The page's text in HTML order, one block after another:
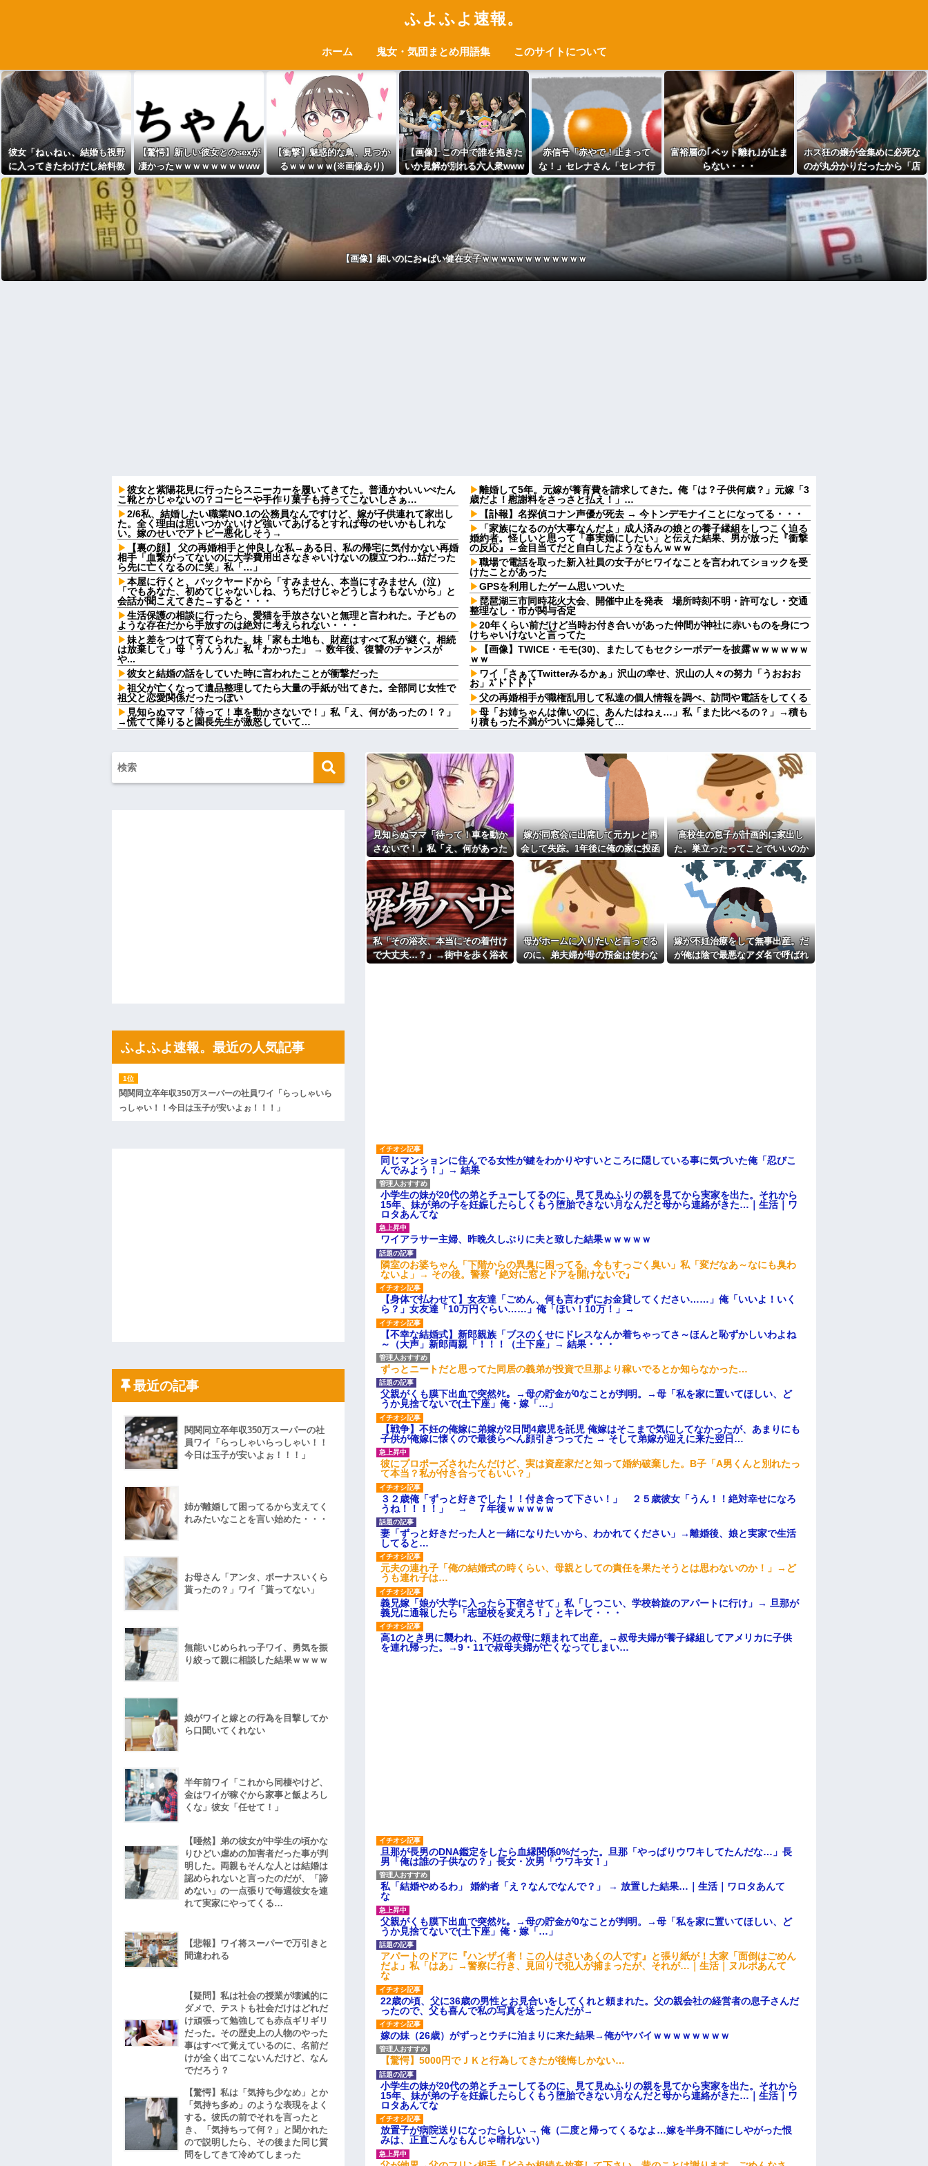
ふよふよ速報。
ホーム 鬼女・気団まとめ用語集 このサイトについて
彼女「ねぃねぃ、結婚も視野
に入ってきたわけだし給料教
えてほしいナリ」ワイ「16万
だよ」⇒結果！
【驚愕】新しい彼女とのsexが
凄かったｗｗｗｗｗｗｗｗww
ww
【衝撃】魅惑的な鳥、見つか
るｗｗｗｗｗ(※画像あり)
【画像】この中で誰を抱きた
いか見解が別れる六人衆www
www
赤信号「赤やで！止まって
な！」セレナさん「セレナ行
きます！」←これwwwwwww
wwwwwwwww
富裕層の｢ペット離れ｣が止ま
らない・・・
ホス狂の嬢が金集めに必死な
のが丸分かりだったから「店
外で直に払ったら嬉しい？」
って聞いた結果⇒ｗｗ
【画像】細いのにお●ぱい健在女子ｗｗｗwｗｗｗｗｗｗｗｗ
彼女と紫陽花見に行ったらスニーカーを履いてきてた。普通かわいいぺたん
こ靴とかじゃないの？コーヒーや手作り菓子も持ってこないしさぁ…
2/6私、結婚したい職業NO.1の公務員なんですけど、嫁が子供連れて家出し
た。全く理由は思いつかないけど強いてあげるとすれば母のせいかもしれな
い。嫁のせいでアトピー悪化しそう→
【裏の顔】 父の再婚相手と仲良しな私→ある日、私の帰宅に気付かない再婚
相手「血繋がってないのに大学費用出さなきゃいけないの腹立つわ…姑だった
ら先に亡くなるのに笑」私「…」
本屋に行くと、バックヤードから「すみません、本当にすみません（泣）
「でもあなた、初めてじゃないしね、うちだけじゃどうしようもないから」と
会話が聞こえてきた→すると・・・
生活保護の相談に行ったら、愛猫を手放さないと無理と言われた。子どもの
ような存在だから手放すのは絶対に考えられない・・・
妹と差をつけて育てられた。妹「家も土地も、財産はすべて私が継ぐ。相続
は放棄して」母「うんうん」私「わかった」 → 数年後、復讐のチャンスが
や...
彼女と結婚の話をしていた時に言われたことが衝撃だった
祖父が亡くなって遺品整理してたら大量の手紙が出てきた。全部同じ女性で
祖父と恋愛関係だったっぽい
見知らぬママ「待って！車を動かさないで！」私「え、何があったの！？」
→慌てて降りると園長先生が激怒していて…
義妹夫のお兄さんが草加の集まりにいてビックリ。義両親は新興宗教大嫌い
な人たちなのに...
停車中に二人の子供を乗せたヤンママに自転車ぶつけられた。ヤンママ「お
めーふざけんなよっ！ぶつかってんじゃねーよ！弁償してもらうかんな！」...
チー牛「デブの事豚丼って呼ぼうぜ！」←これが流行らなかった理由
【悲報】「美人すぎる県警本部長」失職ｗｗｗｗｗｗｗｗｗ
【悲報】思春期の娘に「キモッ」と言われたお父さん、グレるｗｗｗｗｗｗ
ライチュウ「ピチューとピカチュウより圧倒的に強いですｗｗｗｗ」←こい
【悲報】取引先専務「Aを20個注文する」 ぼく「いつも1～2個しか使わな
いけど本当に20であってる？」 取専「あってる」→結果『こう』なったんだ
【悲報】 婚約指輪が「たったの0.3ct」で毎日泣いてる私がヤバすぎる理由
ハードオフに売っていた4万4000円のフィギュアがヤバすぎるｗｗｗｗｗｗ
後続車にクラクションを鳴らされ彼氏が逆切れ。「何クラクション鳴らして
んだ！降りてこいよ！」と怒鳴りだし...
【衝撃】報酬100万円超の治験募集がこちらｗｗｗｗｗ(※画像あり)
ｗｗｗｗｗｗｗｗｗｗ
【愕然】白のクラウン俺氏、高速道路左車線を制限速度で走った結果
wwwwwwwwwwww
離婚して5年。元嫁が養育費を請求してきた。俺「は？子供何歳？」元嫁「3
歳だよ！慰謝料をさっさと払え！」…
【訃報】名探偵コナン声優が死去 → 今トンデモナイことになってる・・・
「家族になるのが大事なんだよ」成人済みの娘との養子縁組をしつこく迫る
婚約者。怪しいと思って「事実婚にしたい」と伝えた結果、男が放った『衝撃
の反応』←金目当てだと自白したようなもんｗｗｗ
職場で電話を取った新入社員の女子がヒワイなことを言われてショックを受
けたことがあった
GPSを利用したゲーム思いついた
琵琶湖三市同時花火大会、開催中止を発表 場所時刻不明・許可なし・交通
整理なし・市が関与否定
20年くらい前だけど当時お付き合いがあった仲間が神社に赤いものを身につ
けちゃいけないと言ってた
【画像】TWICE・モモ(30)、またしてもセクシーボデーを披露ｗｗｗｗｗｗ
ｗｗ
ワイ「さぁてTwitterみるかぁ」沢山の幸せ、沢山の人々の努力「うおおお
お」ｽﾞﾄﾞﾄﾞﾄﾞﾄﾞ
父の再婚相手が職権乱用して私達の個人情報を調べ、訪問や電話をしてくる
母「お姉ちゃんは偉いのに、あんたはねぇ…」私「また比べるの？」→積も
り積もった不満がついに爆発して…
ラーメンハゲ「最近のインスタントは店に出せるレベル」ラーメン大好き
JK「店とインスタントの良さは別のベクトル」他
担当美容師と近所の道端でばったり。美容師「早く前みたいに美容室に来て
くださいよ～」私「もう少し落ち着いたらお願いします」
カメムシは同種のカメムシが発した臭いでショック死する事がある
既婚女性が夫に夕飯も用意せず週２で遊びに行くって多いかな？遅くても21
時には帰宅してるんだけど
【驚愕】今週末は義実家に行くんだけど、料理が大の苦手な義母から衝撃的
な一言を言われた!ええー...何なの?
数年前に私が旅行先で落とした財布の中身が何年も経ってから別の旅行先で
私自身によって拾われた
俺の方が潔癖なのに嫁が俺に片付けさせようとしない。ストレス半端ないの
で決別宣言した。嫁「頑張るから半年猶予をちょうだい」←頑張るポイントが
的外れすぎて絶賛空回り中
主な税金の成り立ちを調べてみたよ
見知らぬママ「待って！車を動か
さないで！」私「え、何があった
の！？」→慌てて降りると園長先
生が激怒していて…
嫁が同窓会に出席して元カレと再
会して失踪。1年後に俺の家に投函
されたものがこれ...
高校生の息子が計画的に家出し
た。巣立ったってことでいいのか
もしれないけど、なんか割り切れ
ず...
私「その浴衣、本当にその着付け
で大丈夫…？」→街中を歩く浴衣
母がホームに入りたいと言ってる
のに、弟夫婦が母の預金は使わな
嫁が不妊治療をして無事出産。だ
が俺は陰で最悪なアダ名で呼ばれ
同じマンションに住んでる女性が鍵をわかりやすいところに隠している事に気づいた俺「忍びこ
んでみよう！」→ 結果
小学生の妹が20代の弟とチューしてるのに、見て見ぬふりの親を見てから実家を出た。それから
15年、妹が弟の子を妊娠したらしくもう堕胎できない月なんだと母から連絡がきた…｜生活｜ワ
ロタあんてな
ワイアラサー主婦、昨晩久しぶりに夫と致した結果ｗｗｗｗｗ
隣室のお婆ちゃん「下階からの異臭に困ってる、今もすっごく臭い」私「変だなあ～なにも臭わ
ないよ」→ その後。警察『絶対に窓とドアを開けないで』
【身体で払わせて】女友達「ごめん、何も言わずにお金貸してください……」俺「いいよ！いく
ら？」女友達「10万円ぐらい……」俺「ほい！10万！」→
【不幸な結婚式】新郎親族「ブスのくせにドレスなんか着ちゃってさ～ほんと恥ずかしいわよね
～（大声」新郎両親「！！！（土下座」→ 結果・・・
ずっとニートだと思ってた同居の義弟が投資で旦那より稼いでるとか知らなかった…
父親がくも膜下出血で突然ﾀﾋ。→母の貯金が0なことが判明。→母「私を家に置いてほしい、ど
うか見捨てないで(土下座」俺・嫁「…」
【戦争】不妊の俺嫁に弟嫁が2日間4歳児を託児 俺嫁はそこまで気にしてなかったが、あまりにも
子供が俺嫁に懐くので最後らへん顔引きつってた → そして弟嫁が迎えに来た翌日…
彼にプロポーズされたんだけど、実は資産家だと知って婚約破棄した。B子「A男くんと別れたっ
て本当？私が付き合ってもいい？」
３２歳俺「ずっと好きでした！！付き合って下さい！」 ２５歳彼女「うん！！絶対幸せになろ
うね！！！！」 → ７年後ｗｗｗｗｗ
妻「ずっと好きだった人と一緒になりたいから、わかれてください」→離婚後、娘と実家で生活
してると…
元夫の連れ子「俺の結婚式の時くらい、母親としての責任を果たそうとは思わないのか！」→ど
うも連れ子は…
義兄嫁「娘が大学に入ったら下宿させて」私「しつこい、学校斡旋のアパートに行け」→ 旦那が
義兄に通報したら「志望校を変えろ！」とキレて・・・
高1のとき男に襲われ、不妊の叔母に頼まれて出産。→叔母夫婦が養子縁組してアメリカに子供
を連れ帰った。→9・11で叔母夫婦が亡くなってしまい…
旦那が長男のDNA鑑定をしたら血縁関係0%だった。旦那「やっぱりウワキしてたんだな…」長
男「俺は誰の子供なの？」長女・次男「ウワキ女！」
私「結婚やめるわ」 婚約者「え？なんでなんで？」 → 放置した結果…｜生活｜ワロタあんて
な
父親がくも膜下出血で突然ﾀﾋ。→母の貯金が0なことが判明。→母「私を家に置いてほしい、ど
うか見捨てないで(土下座」俺・嫁「…」
アパートのドアに『ハンザイ者！この人はさいあくの人です』と張り紙が！大家「面倒はごめん
だよ」私「はあ」→警察に行き、見回りで犯人が捕まったが、それが…｜生活｜ヌルポあんて
な
22歳の頃、父に36歳の男性とお見合いをしてくれと頼まれた。父の親会社の経営者の息子さんだ
ったので、父も喜んで私の写真を送ったんだが→
嫁の妹（26歳）がずっとウチに泊まりに来た結果→俺がヤバイｗｗｗｗｗｗｗｗ
【驚愕】5000円でＪＫと行為してきたが後悔しかない…
小学生の妹が20代の弟とチューしてるのに、見て見ぬふりの親を見てから実家を出た。それから
15年、妹が弟の子を妊娠したらしくもう堕胎できない月なんだと母から連絡がきた…｜生活｜ワ
ロタあんてな
放置子が病院送りになったらしい → 俺（二度と帰ってくるなよ…嫁を半身不随にしやがった恨
みは、正直こんなもんじゃ晴れない）
ふよふよ速報。最近の人気記事
関関同立卒年収350万スーパーの社員ワイ「らっしゃいら
っしゃい！！今日は玉子が安いよぉ！！！」
最近の記事
関関同立卒年収350万スーパーの社
員ワイ「らっしゃいらっしゃい！！
今日は玉子が安いよぉ！！！」
姉が離婚して困ってるから支えてく
れみたいなことを言い始めた・・・
お母さん「アンタ、ボーナスいくら
貰ったの？」ワイ「貰ってない」
無能いじめられっ子ワイ、勇気を振
り絞って親に相談した結果ｗｗｗｗ
娘がワイと嫁との行為を目撃してか
ら口聞いてくれない
半年前ワイ「これから同棲やけど、
金はワイが稼ぐから家事と飯よろし
くな」彼女「任せて！」
【唖然】弟の彼女が中学生の頃かな
りひどい虐めの加害者だった事が判
明した。両親もそんな人とは結婚は
認められないと言ったのだが、「諦
めない」の一点張りで毎週彼女を連
れて実家にやってくる…
【悲報】ワイ将スーパーで万引きと
間違われる
【疑問】私は社会の授業が壊滅的に
ダメで、テストも社会だけはどれだ
け頑張って勉強しても赤点ギリギリ
だった。その歴史上の人物のやった
事はすべて覚えているのに、名前だ
けが全く出てこないんだけど、なん
でだろう？
【驚愕】私は「気持ち少なめ」とか
「気持ち多め」のような表現をよく
する。彼氏の前でそれを言ったと
き、「気持ちって何？」と聞かれた
ので説明したら、その後また同じ質
問をしてきて冷めてしまった